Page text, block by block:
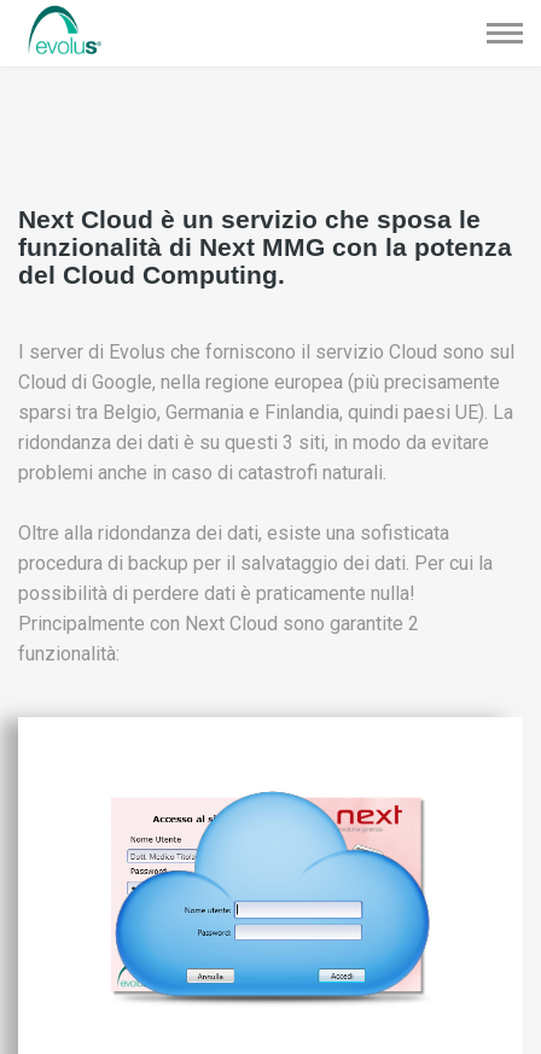
Next Cloud è un servizio che sposa le
funzionalità di Next MMG con la potenza
del Cloud Computing.
I server di Evolus che forniscono il servizio Cloud sono sul
Cloud di Google, nella regione europea (più precisamente
sparsi tra Belgio, Germania e Finlandia, quindi paesi UE). La
ridondanza dei dati è su questi 3 siti, in modo da evitare
problemi anche in caso di catastrofi naturali.
Oltre alla ridondanza dei dati, esiste una sofisticata
procedura di backup per il salvataggio dei dati. Per cui la
possibilità di perdere dati è praticamente nulla!
Principalmente con Next Cloud sono garantite 2
funzionalità: